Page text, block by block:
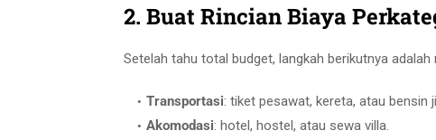
2. Buat Rincian Biaya
Setelah tahu total budget, langkah berikutnya
Transportasi: tiket pesawat, kereta, atau bensin
Akomodasi: hotel, hostel, atau sewa villa.